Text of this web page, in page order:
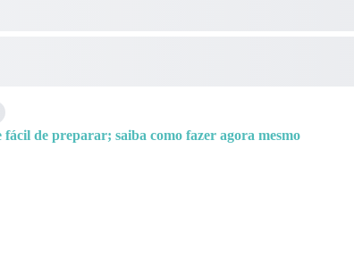
de preparar; saiba como fazer agora mesmo